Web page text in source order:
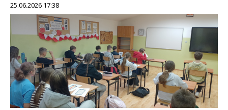
25.06.2026 17:38